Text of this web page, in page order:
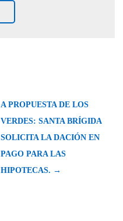
A PROPUESTA DE LOS
VERDES: SANTA BRÍGIDA
SOLICITA LA DACIÓN EN
PAGO PARA LAS
HIPOTECAS. →